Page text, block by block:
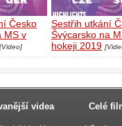
Česko
MS v
[Video]
Sestřih utkání
Švýcarsko na
hokeji 2019
videa Celé